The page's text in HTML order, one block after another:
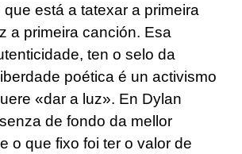
está a tatexar a primeira
a primeira canción. Esa
ten o selo da
poética é un activismo
«dar a luz». En Dylan
de fondo da mellor
o que fixo foi ter o valor de